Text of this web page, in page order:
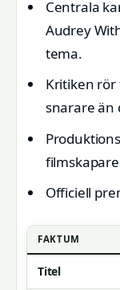
Centrala
Audrey
tema.
Kritiken
snarare än
Officiell
FAKTUM
Titel